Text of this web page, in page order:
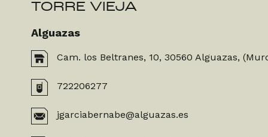
TORRE VIEJA
Alguazas
Cam. los Beltranes, 10, 30560 Alguazas,
722206277
jgarciabernabe@alguazas.es